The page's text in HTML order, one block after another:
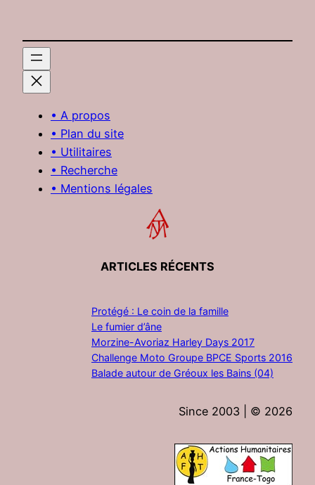
• A propos
• Plan du site
• Utilitaires
• Recherche
• Mentions légales
ARTICLES RÉCENTS
Protégé : Le coin de la famille
Le fumier d’âne
Morzine-Avoriaz Harley Days 2017
Challenge Moto Groupe BPCE Sports 2016
Balade autour de Gréoux les Bains (04)
Since 2003 | © 2026